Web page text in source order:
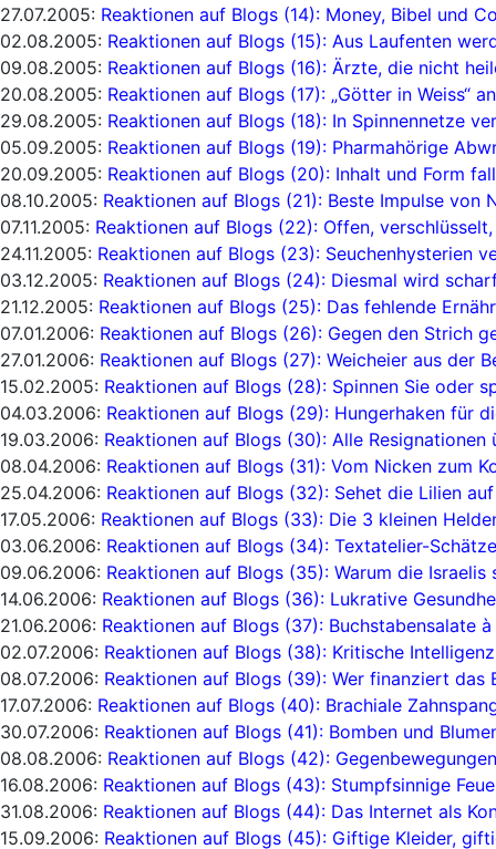
27.07.2005: Reaktionen auf Blogs (14): Money, Bibel und
02.08.2005: Reaktionen auf Blogs (15): Aus Laufenten
09.08.2005: Reaktionen auf Blogs (16): Ärzte, die nicht
20.08.2005: Reaktionen auf Blogs (17): „Götter in Weiss“
29.08.2005: Reaktionen auf Blogs (18): In Spinnennetze
05.09.2005: Reaktionen auf Blogs (19): Pharmahörige
20.09.2005: Reaktionen auf Blogs (20): Inhalt und Form
08.10.2005: Reaktionen auf Blogs (21): Beste Impulse von
07.11.2005: Reaktionen auf Blogs (22): Offen,
24.11.2005: Reaktionen auf Blogs (23): Seuchenhysterien
03.12.2005: Reaktionen auf Blogs (24): Diesmal wird
21.12.2005: Reaktionen auf Blogs (25): Das fehlende
07.01.2006: Reaktionen auf Blogs (26): Gegen den Strich
27.01.2006: Reaktionen auf Blogs (27): Weicheier aus der
15.02.2005: Reaktionen auf Blogs (28): Spinnen Sie oder
04.03.2006: Reaktionen auf Blogs (29): Hungerhaken für
19.03.2006: Reaktionen auf Blogs (30): Alle Resignationen
08.04.2006: Reaktionen auf Blogs (31): Vom Nicken zum
25.04.2006: Reaktionen auf Blogs (32): Sehet die Lilien
17.05.2006: Reaktionen auf Blogs (33): Die 3 kleinen
03.06.2006: Reaktionen auf Blogs (34): Textatelier-
09.06.2006: Reaktionen auf Blogs (35): Warum die Israelis
14.06.2006: Reaktionen auf Blogs (36): Lukrative
21.06.2006: Reaktionen auf Blogs (37): Buchstabensalate
02.07.2006: Reaktionen auf Blogs (38): Kritische
08.07.2006: Reaktionen auf Blogs (39): Wer finanziert das
17.07.2006: Reaktionen auf Blogs (40): Brachiale
30.07.2006: Reaktionen auf Blogs (41): Bomben und
08.08.2006: Reaktionen auf Blogs (42):
16.08.2006: Reaktionen auf Blogs (43): Stumpfsinnige
31.08.2006: Reaktionen auf Blogs (44): Das Internet als
15.09.2006: Reaktionen auf Blogs (45): Giftige Kleider,